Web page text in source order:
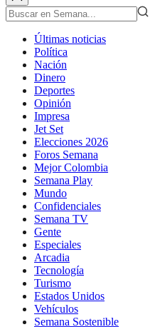
Últimas noticias
Política
Nación
Dinero
Deportes
Opinión
Impresa
Jet Set
Elecciones 2026
Foros Semana
Mejor Colombia
Semana Play
Mundo
Confidenciales
Semana TV
Gente
Especiales
Arcadia
Tecnología
Turismo
Estados Unidos
Vehículos
Semana Sostenible